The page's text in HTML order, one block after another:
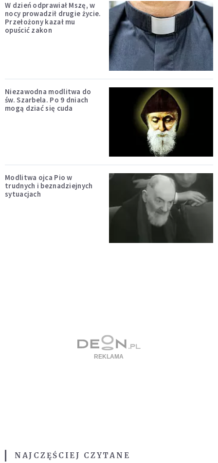
W dzień odprawiał Mszę, w
nocy prowadził drugie życie.
Przełożony kazał mu
opuścić zakon
Niezawodna modlitwa do
św. Szarbela. Po 9 dniach
mogą dziać się cuda
Modlitwa ojca Pio w
trudnych i beznadziejnych
sytuacjach
NAJCZĘŚCIEJ CZYTANE